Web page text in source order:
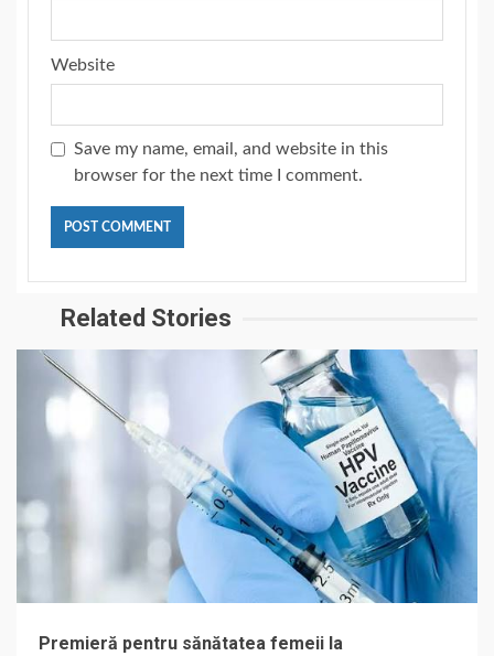
Website
Save my name, email, and website in this
browser for the next time I comment.
Related Stories
Premieră pentru sănătatea femeii la